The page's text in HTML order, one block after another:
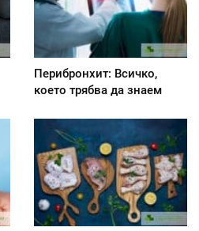
Перибронхит: Всичко,
което трябва да знаем